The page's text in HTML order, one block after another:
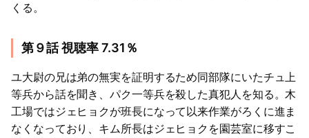
くる。
第９話 視聴率 7.31％
ユ大尉の兄は弟の無実を証明するため同部隊にいたチュ上
等兵から話を聞き、パク一等兵を殺した真犯人を知る。木
工場ではジェヒョクが班長になって以来作業がろくに進ま
なくなっており、キム所長はジェヒョクを園芸室に移すこ